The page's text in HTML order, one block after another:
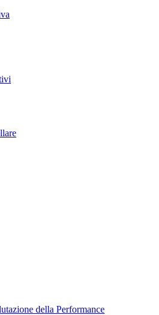
della Performance